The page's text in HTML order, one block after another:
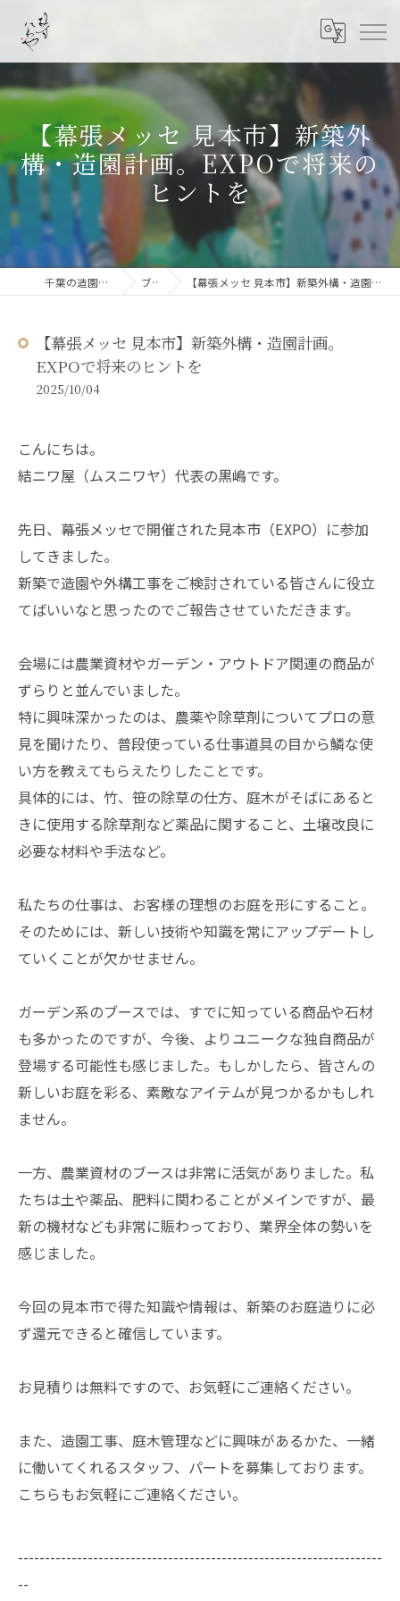
【幕張メッセ 見本市】新築外
構・造園計画。EXPOで将来の
ヒントを
千葉の造園なら結ニワ屋 ブログ 【幕張メッセ 見本市】新築外構・造園計画。EXPOで将来のヒントを
【幕張メッセ 見本市】新築外構・造園計画。
EXPOで将来のヒントを
2025/10/04
こんにちは。
結ニワ屋（ムスニワヤ）代表の黒嶋です。
​先日、幕張メッセで開催された見本市（EXPO）に参加
してきました。
新築で造園や外構工事をご検討されている皆さんに役立
てばいいなと思ったのでご報告させていただきます。
​会場には農業資材やガーデン・アウトドア関連の商品が
ずらりと並んでいました。
​特に興味深かったのは、農薬や除草剤についてプロの意
見を聞けたり、普段使っている仕事道具の目から鱗な使
い方を教えてもらえたりしたことです。
具体的には、竹、笹の除草の仕方、庭木がそばにあると
きに使用する除草剤など薬品に関すること、土壌改良に
必要な材料や手法など。
私たちの仕事は、お客様の理想のお庭を形にすること。
そのためには、新しい技術や知識を常にアップデートし
ていくことが欠かせません。
​ガーデン系のブースでは、すでに知っている商品や石材
も多かったのですが、今後、よりユニークな独自商品が
登場する可能性も感じました。もしかしたら、皆さんの
新しいお庭を彩る、素敵なアイテムが見つかるかもしれ
ません。
​一方、農業資材のブースは非常に活気がありました。私
たちは土や薬品、肥料に関わることがメインですが、最
新の機材なども非常に賑わっており、業界全体の勢いを
感じました。
​今回の見本市で得た知識や情報は、新築のお庭造りに必
ず還元できると確信しています。
お見積りは無料ですので、お気軽にご連絡ください。
また、造園工事、庭木管理などに興味があるかた、一緒
に働いてくれるスタッフ、パートを募集しております。
こちらもお気軽にご連絡ください。
--------------------------------------------------------------------
--